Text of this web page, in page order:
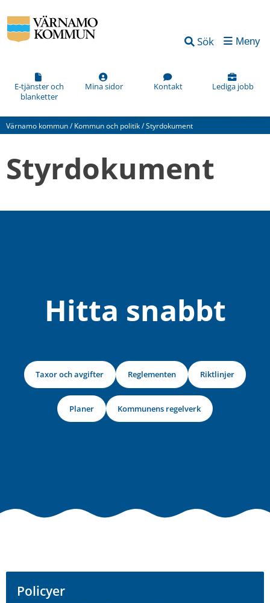
Sök Meny
E-tjänster och
blanketter
Mina sidor Kontakt Lediga jobb
Värnamo kommun/ Kommun och politik/Styrdokument
Styrdokument
Hitta snabbt
Taxor och avgifter Reglementen Riktlinjer
Planer Kommunens regelverk
Policyer